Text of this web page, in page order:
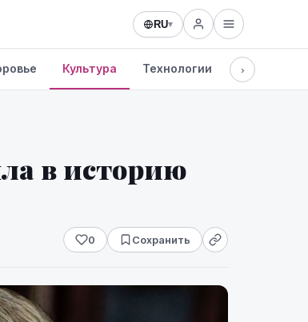
RU▾
Культура Технологии ›
в историю
0 Сохранить